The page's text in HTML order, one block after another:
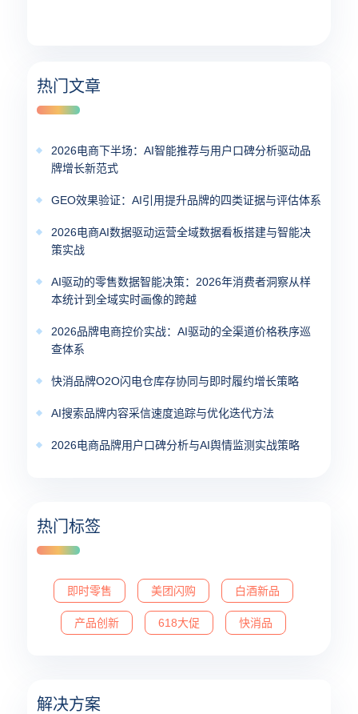
热门文章
2026电商下半场：AI智能推荐与用户口碑分析驱动品
牌增长新范式
GEO效果验证：AI引用提升品牌的四类证据与评估体系
2026电商AI数据驱动运营全域数据看板搭建与智能决
策实战
AI驱动的零售数据智能决策：2026年消费者洞察从样
本统计到全域实时画像的跨越
2026品牌电商控价实战：AI驱动的全渠道价格秩序巡
查体系
快消品牌O2O闪电仓库存协同与即时履约增长策略
AI搜索品牌内容采信速度追踪与优化迭代方法
2026电商品牌用户口碑分析与AI舆情监测实战策略
热门标签
即时零售 美团闪购 白酒新品
产品创新 618大促 快消品
解决方案